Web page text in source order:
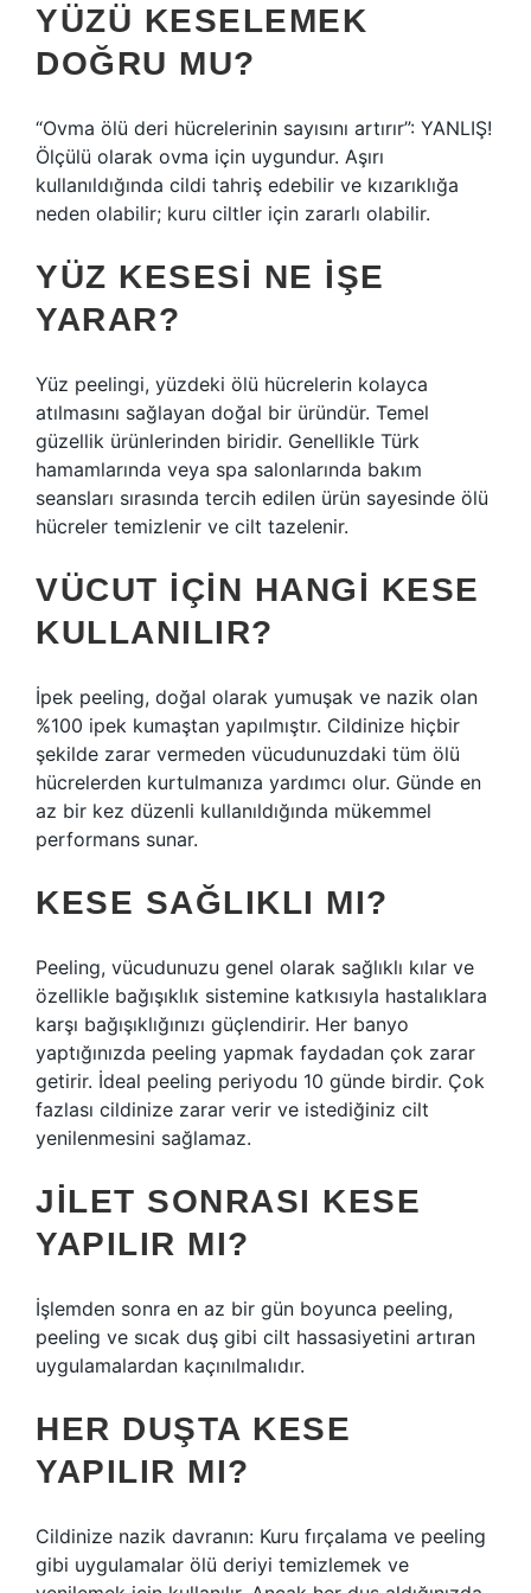
YÜZÜ KESELEMEK
DOĞRU MU?
“Ovma ölü deri hücrelerinin sayısını artırır”: YANLIŞ!
Ölçülü olarak ovma için uygundur. Aşırı
kullanıldığında cildi tahriş edebilir ve kızarıklığa
neden olabilir; kuru ciltler için zararlı olabilir.
YÜZ KESESI NE IŞE
YARAR?
Yüz peelingi, yüzdeki ölü hücrelerin kolayca
atılmasını sağlayan doğal bir üründür. Temel
güzellik ürünlerinden biridir. Genellikle Türk
hamamlarında veya spa salonlarında bakım
seansları sırasında tercih edilen ürün sayesinde ölü
hücreler temizlenir ve cilt tazelenir.
VÜCUT IÇIN HANGI KESE
KULLANILIR?
İpek peeling, doğal olarak yumuşak ve nazik olan
%100 ipek kumaştan yapılmıştır. Cildinize hiçbir
şekilde zarar vermeden vücudunuzdaki tüm ölü
hücrelerden kurtulmanıza yardımcı olur. Günde en
az bir kez düzenli kullanıldığında mükemmel
performans sunar.
KESE SAĞLIKLI MI?
Peeling, vücudunuzu genel olarak sağlıklı kılar ve
özellikle bağışıklık sistemine katkısıyla hastalıklara
karşı bağışıklığınızı güçlendirir. Her banyo
yaptığınızda peeling yapmak faydadan çok zarar
getirir. İdeal peeling periyodu 10 günde birdir. Çok
fazlası cildinize zarar verir ve istediğiniz cilt
yenilenmesini sağlamaz.
JILET SONRASI KESE
YAPILIR MI?
İşlemden sonra en az bir gün boyunca peeling,
peeling ve sıcak duş gibi cilt hassasiyetini artıran
uygulamalardan kaçınılmalıdır.
HER DUŞTA KESE
YAPILIR MI?
Cildinize nazik davranın: Kuru fırçalama ve peeling
gibi uygulamalar ölü deriyi temizlemek ve